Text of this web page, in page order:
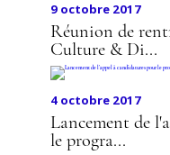
9 octobre 2017
Réunion de
Culture & Di...
4 octobre 2017
Lancement de
le progra...